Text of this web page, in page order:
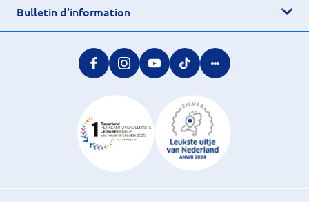
Bulletin d'information